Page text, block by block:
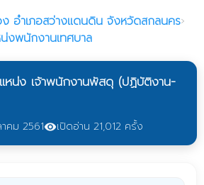
อำเภอสว่างแดนดิน จังหวัดสกลนคร›
งพนักงานเทศบาล
หน่ง เจ้าพนักงานพัสดุ (ปฏิบัติงาน-
คม 2561visibilityเปิดอ่าน 21,012 ครั้ง